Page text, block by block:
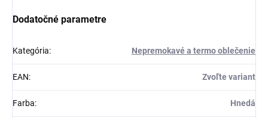
Dodatočné parametre
Kategória: Nepremokavé a termo oblečenie
EAN: Zvoľte variant
Farba: Hnedá